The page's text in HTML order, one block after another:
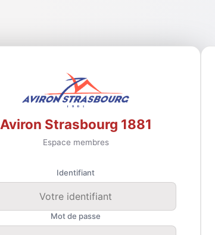
Aviron Strasbourg 1881
Espace membres
Identifiant
Mot de passe